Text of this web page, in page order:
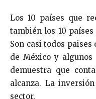
Los 10 países que
también los 10
Son casi todos
de México y
demuestra que
alcanza. La
sector.